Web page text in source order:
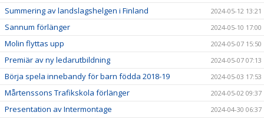
Summering av landslagshelgen i Finland 2024-05-12 13:21
Sannum förlänger 2024-05-10 17:00
Molin flyttas upp 2024-05-07 15:50
Premiär av ny ledarutbildning 2024-05-07 07:13
Börja spela innebandy för barn födda 2018-19 2024-05-03 17:53
Mårtenssons Trafikskola förlänger 2024-05-02 09:37
Presentation av Intermontage 2024-04-30 06:37